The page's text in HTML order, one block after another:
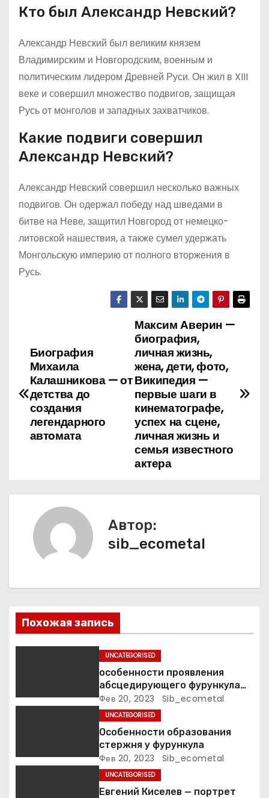
Кто был Александр Невский?
Александр Невский был великим князем
Владимирским и Новгородским, военным и
политическим лидером Древней Руси. Он жил в XIII
веке и совершил множество подвигов, защищая
Русь от монголов и западных захватчиков.
Какие подвиги совершил
Александр Невский?
Александр Невский совершил несколько важных
подвигов. Он одержал победу над шведами в
битве на Неве, защитил Новгород от немецко-
литовской нашествия, а также сумел удержать
Монгольскую империю от полного вторжения в
Русь.
и
о
з
а
с
м
Максим Аверин —
биография,
личная жизнь,
жена, дети, фото,
Википедия —
первые шаги в
кинематографе,
успех на сцене,
личная жизнь и
семья известного
актера
Биография
Михаила
Калашникова — от
детства до
создания
легендарного
автомата
Автор:
sib_ecometal
Похожая запись
UNCATEGORISED
особенности проявления
абсцедирующего фурункула
код по МКБ-10
Фев 20, 2023 Sib_ecometal
UNCATEGORISED
Особенности образования
стержня у фурункула
Фев 20, 2023 Sib_ecometal
UNCATEGORISED
Евгений Киселев — портрет